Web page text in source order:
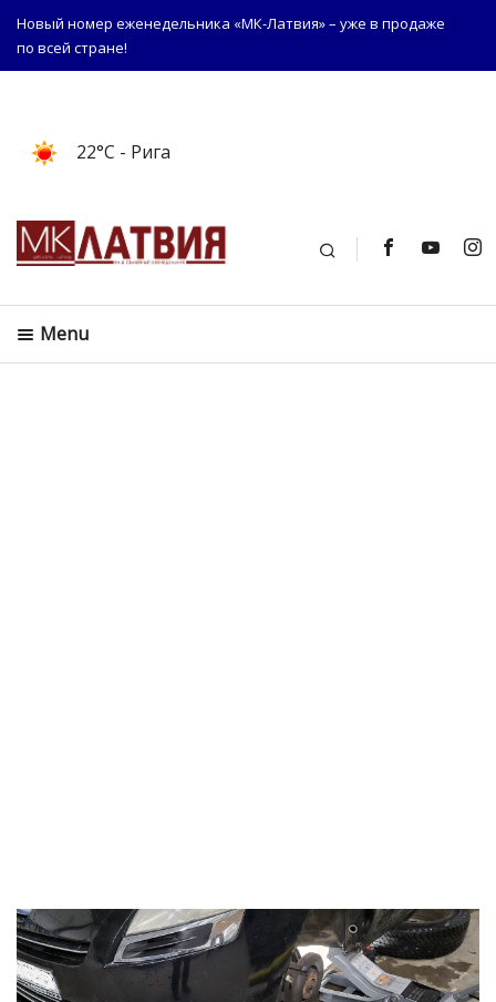
Новый номер еженедельника «МК-Латвия» – уже в продаже
по всей стране!
22°C - Рига
Поиск
Menu